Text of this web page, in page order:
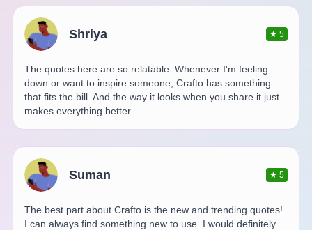
Shriya ★5
The quotes here are so relatable. Whenever I'm feeling
down or want to inspire someone, Crafto has something
that fits the bill. And the way it looks when you share it just
makes everything better.
Suman ★5
The best part about Crafto is the new and trending quotes!
I can always find something new to use. I would definitely